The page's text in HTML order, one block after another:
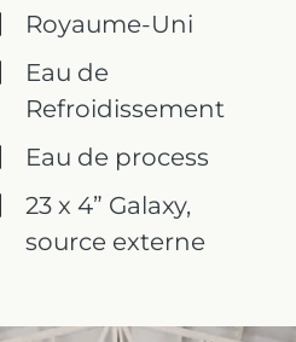
Royaume-Uni
Eau de
Refroidissement
Eau de process
23 x 4” Galaxy,
source externe